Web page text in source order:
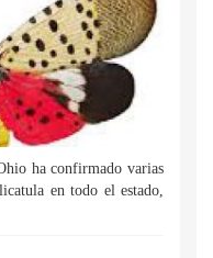
ha confirmado varias
en todo el estado,